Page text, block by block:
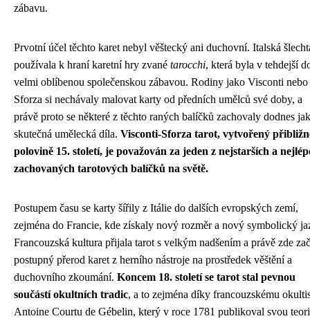
zábavu.
Prvotní účel těchto karet nebyl věštecký ani duchovní. Italská
používala k hraní karetní hry zvané tarocchi, která byla v tehdejší
velmi oblíbenou společenskou zábavou. Rodiny jako Visconti nebo
Sforza si nechávaly malovat karty od předních umělců své doby, a
právě proto se některé z těchto raných balíčků zachovaly dodnes
skutečná umělecká díla. Visconti-Sforza tarot, vytvořený
polovině 15. století, je považován za jeden z nejstarších a
zachovaných tarotových balíčků na světě.
Postupem času se karty šířily z Itálie do dalších evropských zemí,
zejména do Francie, kde získaly nový rozměr a nový symbolický
Francouzská kultura přijala tarot s velkým nadšením a právě zde
postupný přerod karet z herního nástroje na prostředek věštění a
duchovního zkoumání. Koncem 18. století se tarot stal pevnou
součástí okultních tradic, a to zejména díky francouzskému
Antoine Courtu de Gébelin, který v roce 1781 publikoval svou